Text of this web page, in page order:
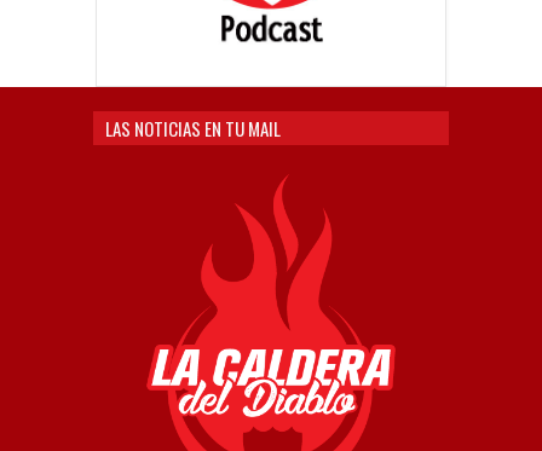
LAS NOTICIAS EN TU MAIL